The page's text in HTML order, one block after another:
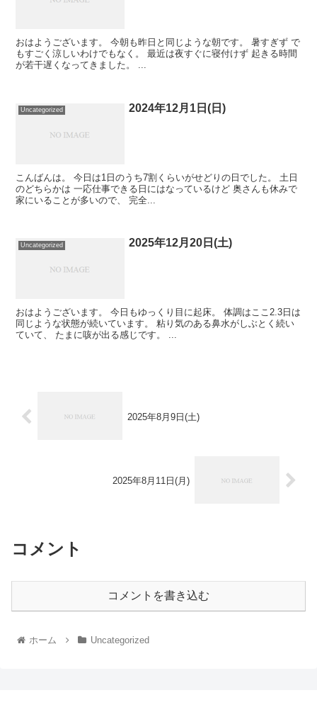
おはようございます。 今朝も昨日と同じような朝です。 暑すぎず で
もすごく涼しいわけでもなく。 最近は夜すぐに寝付けず 起きる時間
が若干遅くなってきました。 ...
Uncategorized 2024年12月1日(日)
こんばんは。 今日は1日のうち7割くらいがせどりの日でした。 土日
のどちらかは 一応仕事できる日にはなっているけど 奥さんも休みで
家にいることが多いので、 完全...
Uncategorized 2025年12月20日(土)
おはようございます。 今日もゆっくり目に起床。 体調はここ2.3日は
同じような状態が続いています。 粘り気のある鼻水がしぶとく続い
ていて、 たまに咳が出る感じです。 ...
2025年8月9日(土)
2025年8月11日(月)
コメント
コメントを書き込む
ホーム Uncategorized